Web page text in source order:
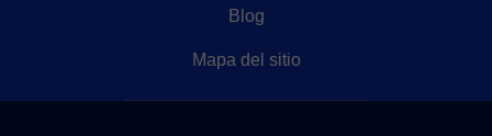
Blog
Mapa del sitio